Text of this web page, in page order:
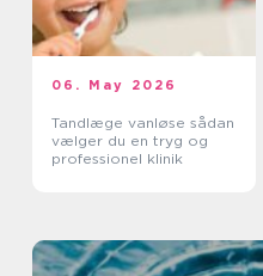
06. May 2026
Tandlæge vanløse sådan
vælger du en tryg og
professionel klinik